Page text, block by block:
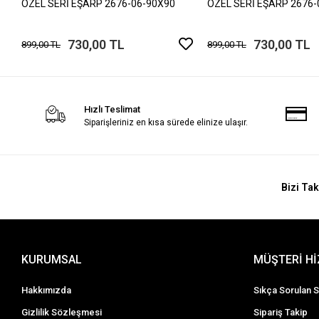
ÖZEL SERİ EŞARP 2676-06-90X90
899,00 TL 730,00 TL
ÖZEL SERİ EŞARP
899,00 TL 730,00 TL
Hızlı Teslimat
Siparişleriniz en kısa sürede elinize ulaşır.
Bizi
KURUMSAL
Hakkımızda
Gizlilik Sözleşmesi
MÜŞTERİ
Sıkça Sorulan
Sipariş Takip